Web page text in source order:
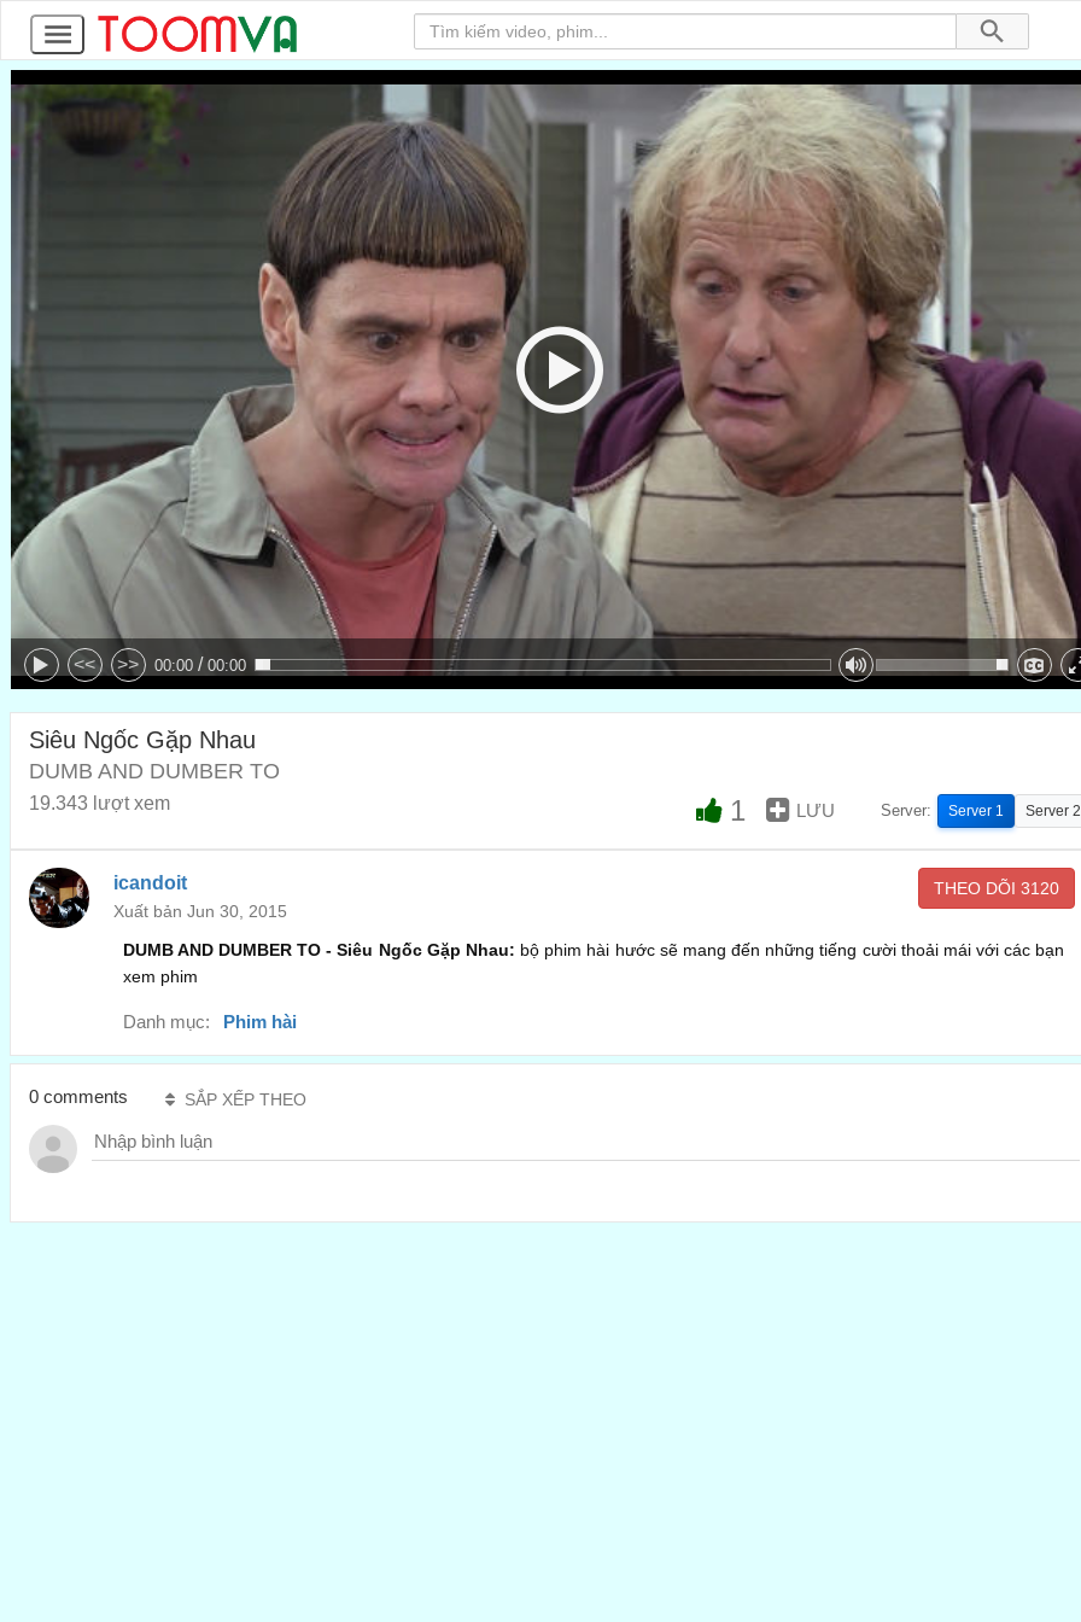
<< >> 00:00 / 00:00
Siêu Ngốc Gặp Nhau
DUMB AND DUMBER TO
19.343 lượt xem 1 LƯU Server: Server 1 Server 2
icandoit
Xuất bản Jun 30, 2015
THEO DÕI 3120
DUMB AND DUMBER TO - Siêu Ngốc Gặp Nhau: bộ phim hài hước sẽ mang đến những tiếng cười thoải mái với các bạn
xem phim
Danh mục: Phim hài
0 comments SẮP XẾP THEO